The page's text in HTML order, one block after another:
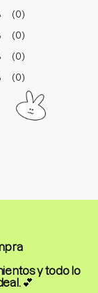
(0)
(0)
(0)
(0)
y todo lo
💕